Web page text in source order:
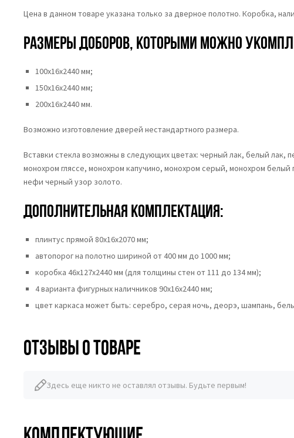
Цена в данном товаре указана только за дверное полотно. Коробка,
Размеры доборов, которыми можно
100х16х2440 мм;
150х16х2440 мм;
200х16х2440 мм.
Возможно изготовление дверей нестандартного размера.
Вставки стекла возможны в следующих цветах: черный лак, белый лак,
монохром гляссе, монохром капучино, монохром серый, монохром
нефи черный узор золото.
Дополнительная комплектация:
плинтус прямой 80х16х2070 мм;
автопорог на полотно шириной от 400 мм до 1000 мм;
коробка 46x127x2440 мм (для толщины стен от 111 до 134 мм);
4 варианта фигурных наличников 90х16х2440 мм;
цвет каркаса может быть: серебро, серая ночь, деорэ, шампань,
Отзывы о товаре
Здесь еще никто не оставлял отзывы. Будьте первым!